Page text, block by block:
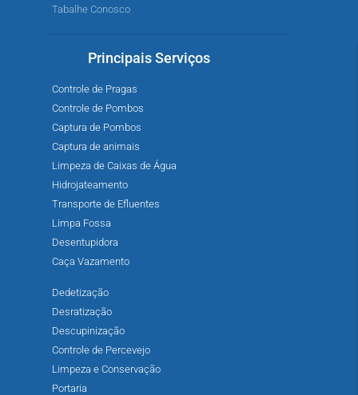
Tabalhe Conosco
Principais Serviços
Controle de Pragas
Controle de Pombos
Captura de Pombos
Captura de animais
Limpeza de Caixas de Água
Hidrojateamento
Transporte de Efluentes
Limpa Fossa
Desentupidora
Caça Vazamento
Dedetização
Desratização
Descupinização
Controle de Percevejo
Limpeza e Conservação
Portaria